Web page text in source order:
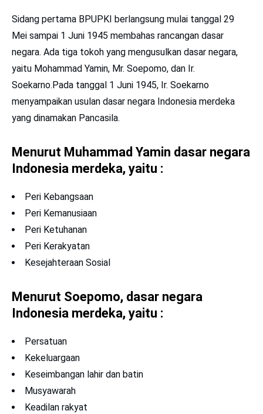
Sidang pertama BPUPKI berlangsung mulai tanggal 29
Mei sampai 1 Juni 1945 membahas rancangan dasar
negara. Ada tiga tokoh yang mengusulkan dasar negara,
yaitu Mohammad Yamin, Mr. Soepomo, dan Ir.
Soekarno.Pada tanggal 1 Juni 1945, Ir. Soekarno
menyampaikan usulan dasar negara Indonesia merdeka
yang dinamakan Pancasila.
Menurut Muhammad Yamin dasar negara
Indonesia merdeka, yaitu :
Peri Kebangsaan
Peri Kemanusiaan
Peri Ketuhanan
Peri Kerakyatan
Kesejahteraan Sosial
Menurut Soepomo, dasar negara
Indonesia merdeka, yaitu :
Persatuan
Kekeluargaan
Keseimbangan lahir dan batin
Musyawarah
Keadilan rakyat